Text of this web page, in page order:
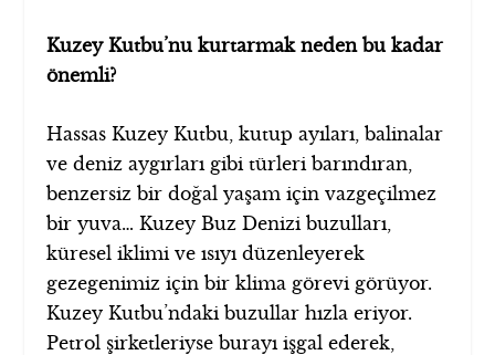
Kuzey Kutbu’nu kurtarmak neden bu kadar
önemli?
Hassas Kuzey Kutbu, kutup ayıları, balinalar
ve deniz aygırları gibi türleri barındıran,
benzersiz bir doğal yaşam için vazgeçilmez
bir yuva… Kuzey Buz Denizi buzulları,
küresel iklimi ve ısıyı düzenleyerek
gezegenimiz için bir klima görevi görüyor.
Kuzey Kutbu’ndaki buzullar hızla eriyor.
Petrol şirketleriyse burayı işgal ederek,